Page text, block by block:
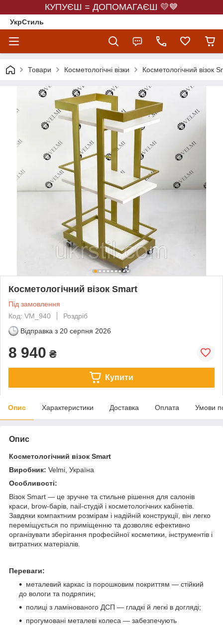
КУПУЄШ = ДОПОМАГАЄШ 💛💙
УкрСтиль
Товари Косметологічні візки Косметологічний візок
Косметологічний візок Smart
Під замовлення
Код: VM_940
Роздріб
Відправка з 20 серпня 2026
8 940 ₴
Купити
Опис Характеристики Доставка Оплата Умови
Опис
Косметологічний візок Smart
Виробник: Velmi, Україна
Особливості:
Візок Smart — це зручне та стильне рішення для салонів
краси, brow-барів, nail-студій і косметологічних кабінетів.
Завдяки компактним розмірам і надійній конструкції, він легко
переміщується по приміщенню та дозволяє ефективно
організувати зберігання професійної косметики, інструментів і
витратних матеріалів.
Переваги:
металевий каркас із порошковим покриттям — стійкий
до вологи та подряпин;
полиці з ламінованого ДСП — гладкі й легкі в догляді;
прогумовані металеві колеса — забезпечують